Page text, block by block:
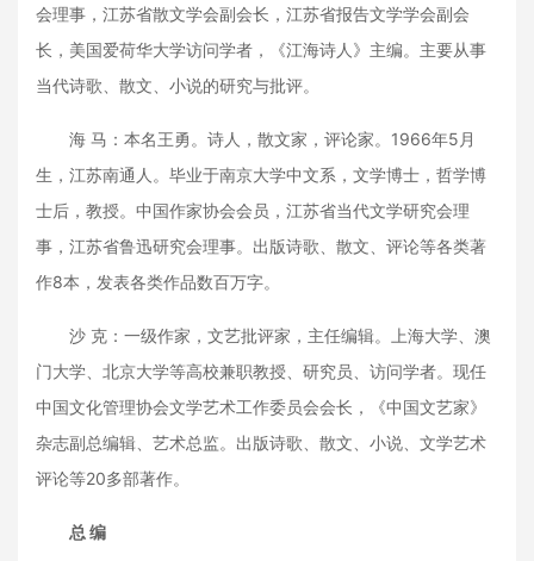
会理事，江苏省散文学会副会长，江苏省报告文学学会副会
长，美国爱荷华大学访问学者，《江海诗人》主编。主要从事
当代诗歌、散文、小说的研究与批评。
海 马：本名王勇。诗人，散文家，评论家。1966年5月
生，江苏南通人。毕业于南京大学中文系，文学博士，哲学博
士后，教授。中国作家协会会员，江苏省当代文学研究会理
事，江苏省鲁迅研究会理事。出版诗歌、散文、评论等各类著
作8本，发表各类作品数百万字。
沙 克：一级作家，文艺批评家，主任编辑。上海大学、澳
门大学、北京大学等高校兼职教授、研究员、访问学者。现任
中国文化管理协会文学艺术工作委员会会长，《中国文艺家》
杂志副总编辑、艺术总监。出版诗歌、散文、小说、文学艺术
评论等20多部著作。
总 编